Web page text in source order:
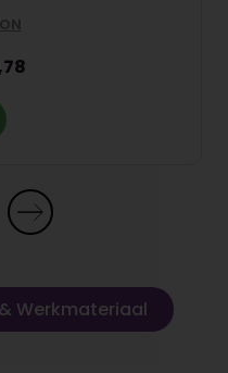
Werkmateriaal